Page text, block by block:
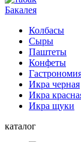
Бакалея
Колбасы
Сыры
Паштеты
Конфеты
Икра черная
Икра
Икра щуки
каталог